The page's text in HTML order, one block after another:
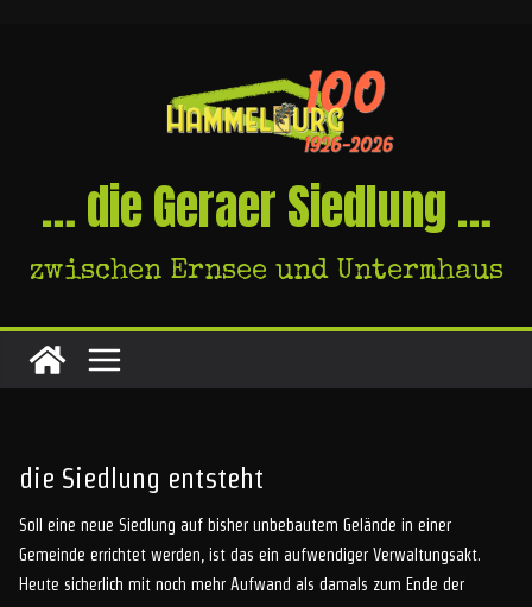
… die Geraer Siedlung …
zwischen Ernsee und Untermhaus
die Siedlung entsteht
Soll eine neue Siedlung auf bisher unbebautem Gelände in einer
Gemeinde errichtet werden, ist das ein aufwendiger Verwaltungsakt.
Heute sicherlich mit noch mehr Aufwand als damals zum Ende der